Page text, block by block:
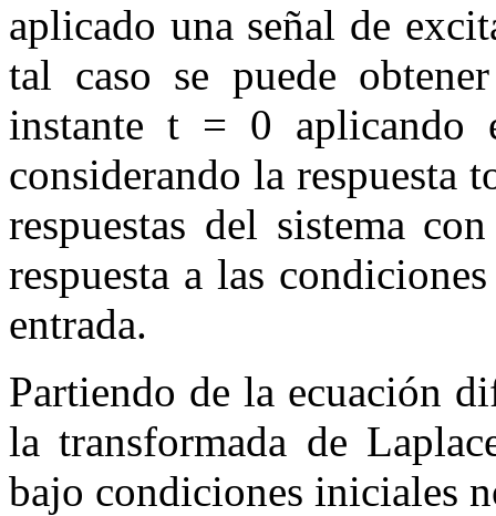
aplicado una señal de
tal caso se puede
instante t = 0 aplicando
considerando la respuesta
respuestas del sistema
respuesta a las
entrada.
Partiendo de la ecuación
la transformada de
bajo condiciones iniciales